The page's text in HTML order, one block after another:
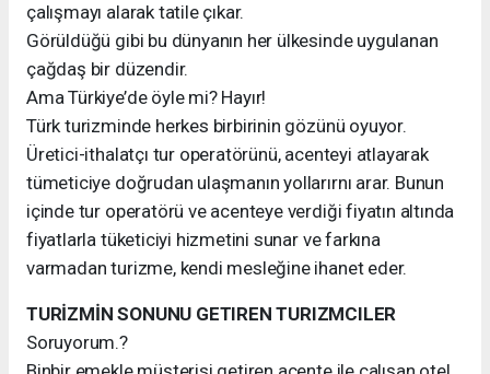
çalışmayı alarak tatile çıkar.
Görüldüğü gibi bu dünyanın her ülkesinde uygulanan
çağdaş bir düzendir.
Ama Türkiye’de öyle mi? Hayır!
Türk turizminde herkes birbirinin gözünü oyuyor.
Üretici-ithalatçı tur operatörünü, acenteyi atlayarak
tümeticiye doğrudan ulaşmanın yollarırnı arar. Bunun
içinde tur operatörü ve acenteye verdiği fiyatın altında
fiyatlarla tüketiciyi hizmetini sunar ve farkına
varmadan turizme, kendi mesleğine ihanet eder.
TURİZMİN SONUNU GETIREN TURIZMCILER
Soruyorum.?